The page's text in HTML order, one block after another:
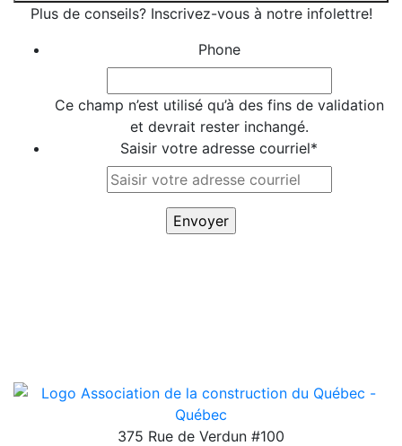
Plus de conseils? Inscrivez-vous à notre infolettre!
Phone
Ce champ n’est utilisé qu’à des fins de validation
et devrait rester inchangé.
Saisir votre adresse courriel*
375 Rue de Verdun #100